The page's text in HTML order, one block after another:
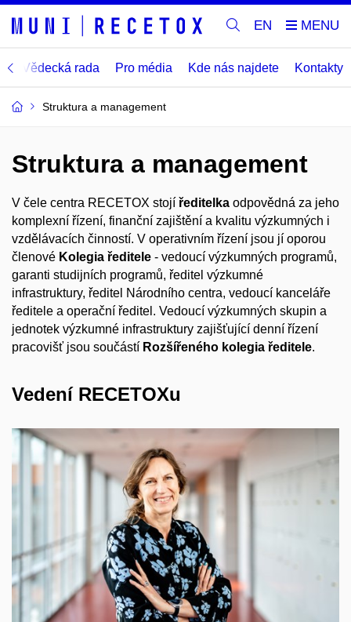
EN
Vědecká rada Pro média Kde nás najdete Kontakty
Struktura a management
Struktura a management
V čele centra RECETOX stojí ředitelka odpovědná za jeho
komplexní řízení, finanční zajištění a kvalitu výzkumných i
vzdělávacích činností. V operativním řízení jsou jí oporou
členové Kolegia ředitele - vedoucí výzkumných programů,
garanti studijních programů, ředitel výzkumné
infrastruktury, ředitel Národního centra, vedoucí kanceláře
ředitele a operační ředitel. Vedoucí výzkumných skupin a
jednotek výzkumné infrastruktury zajišťující denní řízení
pracovišť jsou součástí Rozšířeného kolegia ředitele.
Vedení RECETOXu